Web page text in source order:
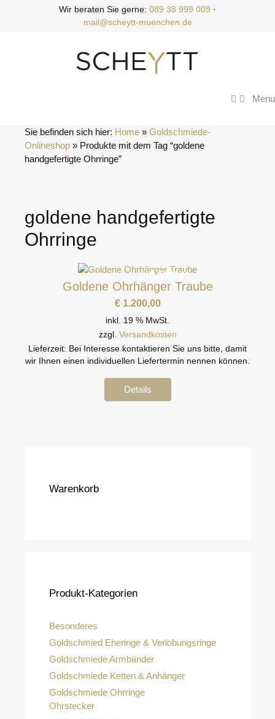
Wir beraten Sie gerne: 089 38 999 009 ·
mail@scheytt-muenchen.de
Menu
Sie befinden sich hier: Home » Goldschmiede-
Onlineshop » Produkte mit dem Tag “goldene
handgefertigte Ohrringe”
goldene handgefertigte
Ohrringe
auf Anfrage
Goldene Ohrhänger Traube
€1.200,00
inkl. 19 % MwSt.
zzgl. Versandkosten
Lieferzeit: Bei Interesse kontaktieren Sie uns bitte, damit
wir Ihnen einen individuellen Liefertermin nennen können.
Details
Warenkorb
Produkt-Kategorien
Besonderes
Goldschmied Eheringe & Verlobungsringe
Goldschmiede Armbänder
Goldschmiede Ketten & Anhänger
Goldschmiede Ohrringe
Ohrstecker